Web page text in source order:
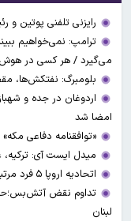
رایزنی تلفنی پوتین و
ترامپ: نمی‌خواهیم
می‌گیرد / هر کسی در هوش
بلومبرگ: نفتکش‌ها،
اردوغان در جده و
امضا شد
«توافقنامه دفاعی
میدل ایست آی: ترکیه،
اتحادیه اروپا ۵ فرد مرتبط با صنایع دفاعی روسیه را تحریم کرد
تداوم نقض
لبنان